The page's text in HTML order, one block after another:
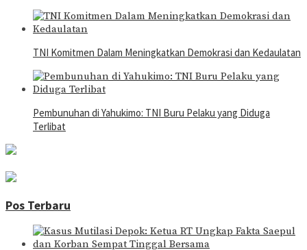
TNI Komitmen Dalam Meningkatkan Demokrasi dan Kedaulatan
Pembunuhan di Yahukimo: TNI Buru Pelaku yang Diduga
Terlibat
Pos Terbaru